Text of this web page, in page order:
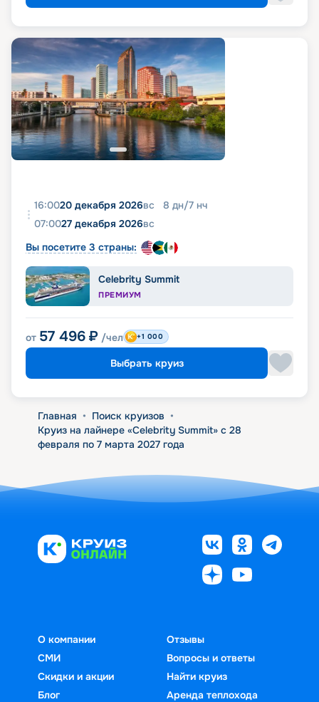
16:0020 декабря 2026вс 8 дн/7 нч
07:0027 декабря 2026вс
Вы посетите 3 страны:
Celebrity Summit
ПРЕМИУМ
от 57 496 ₽ /чел +1 000
Выбрать круиз
Главная • Поиск круизов •
Круиз на лайнере «Celebrity Summit» с 28
февраля по 7 марта 2027 года
О компании
СМИ
Скидки и акции
Блог
Отзывы
Вопросы и ответы
Найти круиз
Аренда теплохода